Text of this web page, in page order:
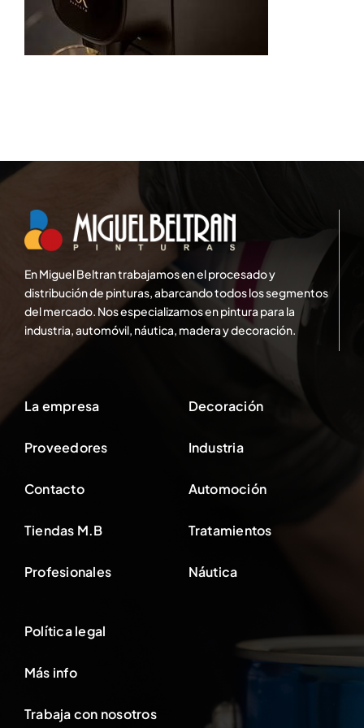
En Miguel Beltran trabajamos en el procesado y
distribución de pinturas, abarcando todos los segmentos
del mercado. Nos especializamos en pintura para la
industria, automóvil, náutica, madera y decoración.
La empresa
Proveedores
Contacto
Tiendas M.B
Profesionales
Decoración
Industria
Automoción
Tratamientos
Náutica
Política legal
Más info
Trabaja con nosotros